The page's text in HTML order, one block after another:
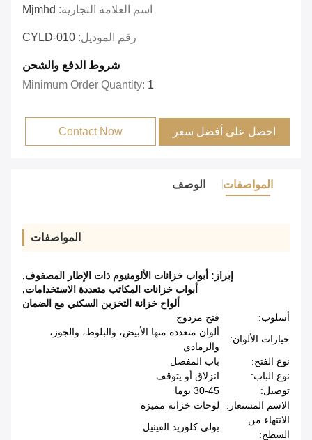
اسم العلامة التجارية: Mjmhd
رقم الموديل: CYLD-010
شروط الدفع والشحن
Minimum Order Quantity: 1
احصل على أفضل سعر Contact Now
المواصفات الوصف
المواصفات
إبراز: أبواب خزانات الألومنيوم ذات الإطار المصفوف,
أبواب خزانات المكاتب متعددة الاستخدامات,
ألواح خزانة التخزين السكني مع الضمان
أسلوب:
فتح مزدوج
خيارات الألوان:
ألوان متعددة منها الأبيض، والبلوط، والجوز،
والرمادي
نوع الفتح:
باب المفصل
نوع الباب:
انزلاق أو يتوقف
توصيل:
30-45 يوما
الاسم المستعار:
لوحات خزانة مميزة
الانتهاء من
السطح:
بولي كلوريد الفينيل